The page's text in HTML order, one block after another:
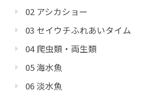
02 アシカショー
03 セイウチふれあいタイム
04 爬虫類・両生類
05 海水魚
06 淡水魚